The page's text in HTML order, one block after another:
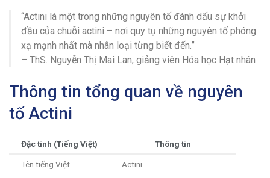
“Actini là một trong những nguyên tố đánh dấu sự khởi
đầu của chuỗi actini – nơi quy tụ những nguyên tố phóng
xạ mạnh nhất mà nhân loại từng biết đến.”
– ThS. Nguyễn Thị Mai Lan, giảng viên Hóa học Hạt nhân
Thông tin tổng quan về nguyên
tố Actini
Đặc tính (Tiếng Việt) Thông tin
Tên tiếng Việt Actini